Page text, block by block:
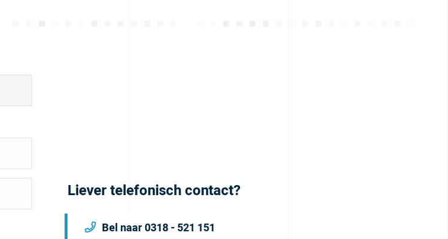
Liever telefonisch contact?
Bel naar 0318 - 521 151